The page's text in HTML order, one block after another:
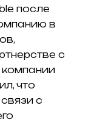
после
в
с
компании
что
с